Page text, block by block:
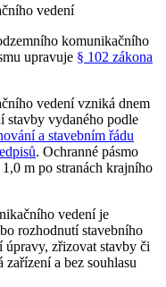
vedení
komunikačního
upravuje § 102 zákona
vedení vzniká dnem
stavby vydaného podle
a stavebním řádu
. Ochranné pásmo
m po stranách krajního
vedení je
rozhodnutí stavebního
úpravy, zřizovat stavby či
a bez souhlasu